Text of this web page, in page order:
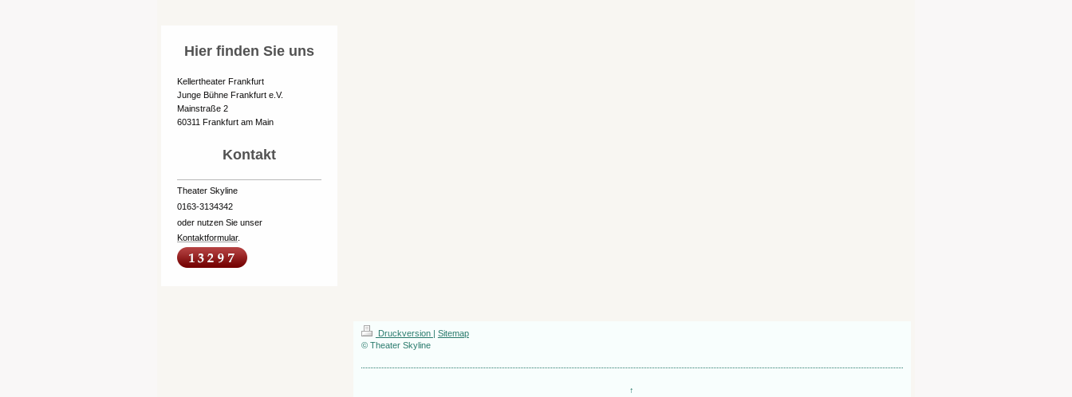
Hier finden Sie uns
Kellertheater Frankfurt
Junge Bühne Frankfurt e.V.
Mainstraße 2
60311 Frankfurt am Main
Kontakt
Theater Skyline
0163-3134342
oder nutzen Sie unser
Kontaktformular.
Druckversion | Sitemap
© Theater Skyline
↑